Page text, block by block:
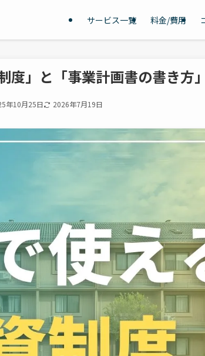
サービス一覧 料金/費用
度」と「事業計画書の書き方
年10月25日 2026年7月19日